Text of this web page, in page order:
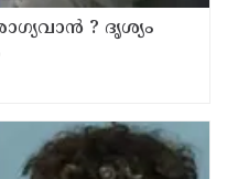
? ദൃശ്യം